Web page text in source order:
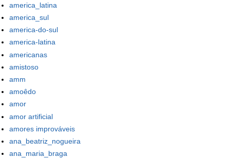
america_latina
america_sul
america-do-sul
america-latina
americanas
amistoso
amm
amoêdo
amor
amor artificial
amores improváveis
ana_beatriz_nogueira
ana_maria_braga